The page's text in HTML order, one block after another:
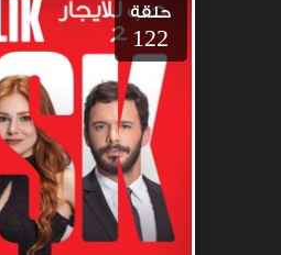
حلقة
122